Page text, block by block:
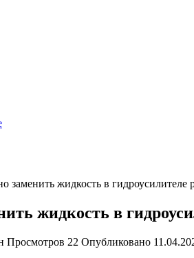
заменить жидкость в
жидкость в
Просмотров 22 Опубликовано